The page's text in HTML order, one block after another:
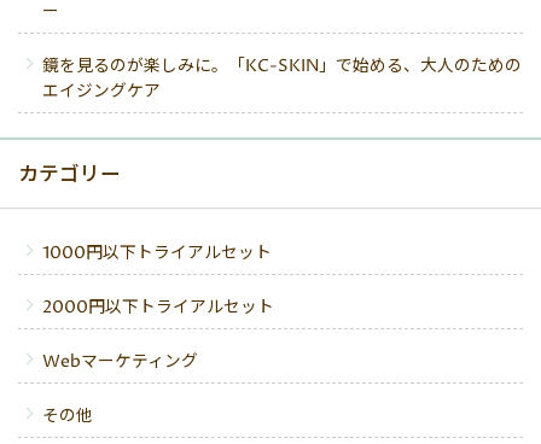
ー
鏡を見るのが楽しみに。「KC-SKIN」で始める、大人のための
エイジングケア
カテゴリー
1000円以下トライアルセット
2000円以下トライアルセット
Webマーケティング
その他